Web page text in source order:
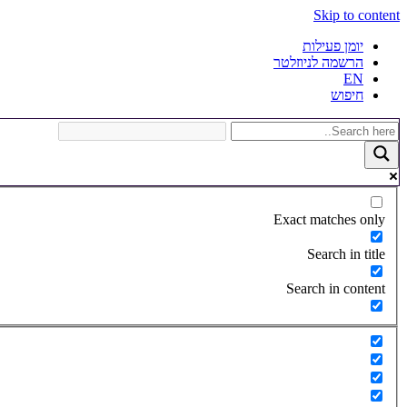
Skip to content
יומן פעילות
הרשמה לניוזלטר
EN
חיפוש
Exact matches only
Search in title
Search in content